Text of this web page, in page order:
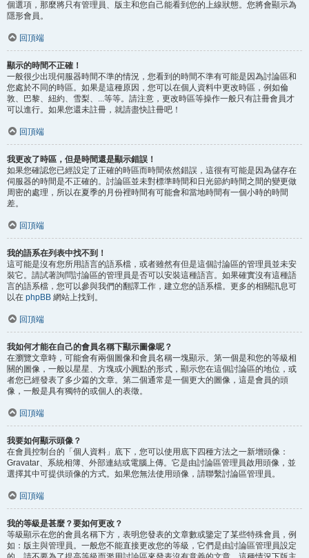
個選項，那麼將只有管理員、版主和您自己能看到您的上線狀態。您將會顯示為
隱形會員。
回頂端
顯示的時間不正確！
一般很少出現伺服器時間不準的情況，您看到的時間不準有可能是因為討論區和
您處於不同的時區。如果是這種原因，您可以在個人資料中更改時區，例如倫
敦、巴黎、紐約、雪梨、...等等。請注意，更改時區等操作一般只有註冊會員才
可以進行。如果您還未註冊，就請盡快註冊吧！
回頂端
我更改了時區，但是時間還是顯示錯誤！
如果您確認您已經設定了正確的時區而時間依然錯誤，這很有可能是因為儲存在
伺服器的時間是不正確的。討論區並未對標準時間和日光節約時間之間的變更做
周密的處理，所以在夏季的月份裡時間有可能會和當地時間有一個小時的時間
差。
回頂端
我的語系在列表中找不到！
這可能是沒有您所用語言的語系檔，或者雖然有但是這個討論區的管理員並未安
裝它。請試著詢問討論區的管理員是否可以安裝這種語言。如果確實沒有這種語
言的語系檔，您可以參與我們的翻譯工作，建立您的語系檔。更多的相關訊息可
以在 phpBB 網站上找到。
回頂端
我如何才能在自己的會員名稱下顯示圖像呢？
在瀏覽文章時，可能會有兩個圖像和會員名稱一塊顯示。第一個是和您的等級相
關的圖像，一般以星星、方塊或小圓點的形式，顯示您在這個討論區的地位，或
者您已經發表了多少篇的文章。第二個通常是一個更大的圖像，這是會員的頭
像，一般是具有獨特的或個人的表徵。
回頂端
我要如何顯示頭像？
在會員控制台的「個人資料」底下，您可以使用底下四種方法之一新增頭像：
Gravatar、系統相簿、外部連結或電腦上傳。它是由討論區管理員啟用頭像，並
選擇其中可提供頭像的方式。如果您無法使用頭像，請聯繫討論區管理員。
回頂端
我的等級是甚麼？要如何更改？
等級顯示在您的會員名稱下方，表明您發表的文章數或鑒定了某些特殊會員，例
如：版主與管理員。一般您不能直接更改您的等級，它們是由討論區管理員設定